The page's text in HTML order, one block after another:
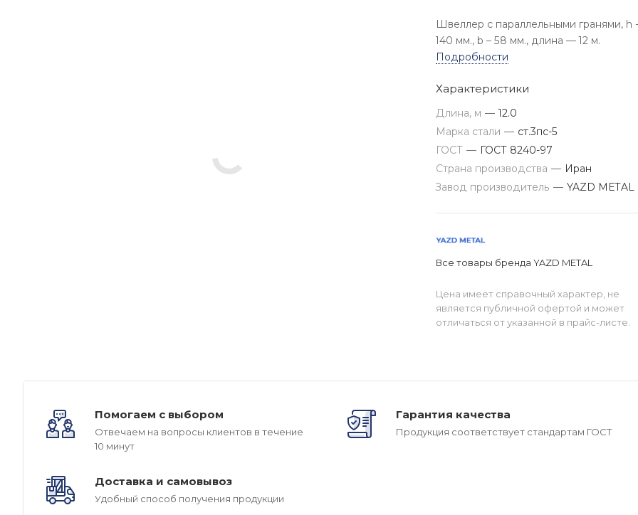
Швеллер с параллельными гранями, h -
140 мм., b – 58 мм., длина — 12 м.
Подробности
Характеристики
Длина, м — 12.0
Марка стали — ст.3пс-5
ГОСТ — ГОСТ 8240-97
Страна производства — Иран
Завод производитель — YAZD METAL
Все товары бренда YAZD METAL
Цена имеет справочный характер, не
является публичной офертой и может
отличаться от указанной в прайс-листе.
Помогаем с выбором
Отвечаем на вопросы клиентов в течение
10 минут
Гарантия качества
Продукция соответствует стандартам ГОСТ
Доставка и самовывоз
Удобный способ получения продукции